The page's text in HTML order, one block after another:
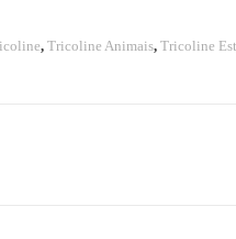
,Tricoline Animais,Tricoline